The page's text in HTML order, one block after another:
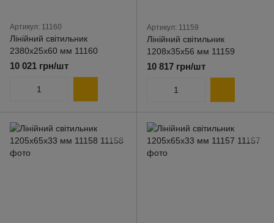
Артикул: 11160
Лінійний світильник
2380х25х60 мм 11160
10 021 грн/шт
Артикул: 11159
Лінійний світильник
1208х35х56 мм 11159
10 817 грн/шт